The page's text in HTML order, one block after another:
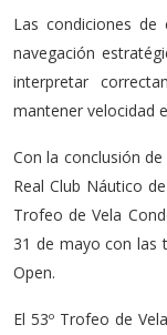
Las condiciones
navegación
interpretar
mantener velocidad
Con la conclusión
Real Club Náutico
Trofeo de Vela
31 de mayo con las
Open.
El 53º Trofeo de